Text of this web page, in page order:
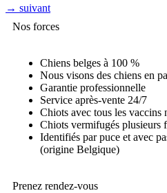
→ suivant
Nos forces
Chiens belges à 100 %
Nous visons des chiens en
Garantie professionnelle
Service après-vente 24/7
Chiots avec tous les vaccins
Chiots vermifugés plusieurs
Identifiés par puce et avec
(origine Belgique)
Prenez rendez-vous